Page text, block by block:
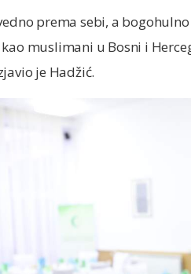
prema sebi, a
muslimani u Bosni i
je Hadžić.